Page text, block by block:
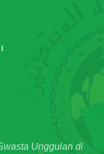
Unggulan di